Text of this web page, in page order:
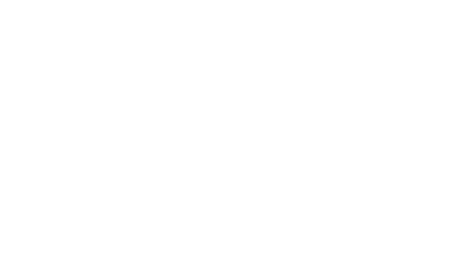
toner av grapefrukt och citrusskal kombinerad med en
enbär.